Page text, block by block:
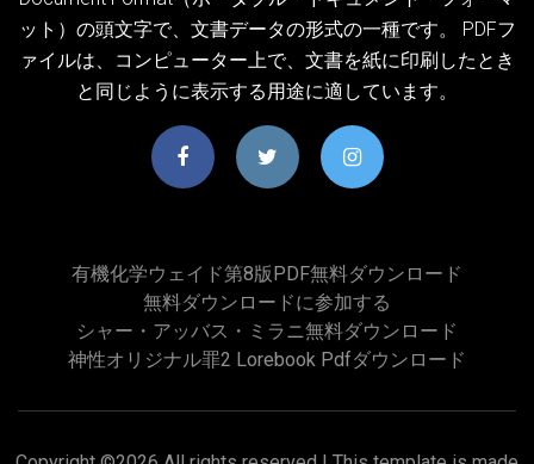
ット）の頭文字で、文書データの形式の一種です。 PDFフ
ァイルは、コンピューター上で、文書を紙に印刷したとき
と同じように表示する用途に適しています。
有機化学ウェイド第8版PDF無料ダウンロード
無料ダウンロードに参加する
シャー・アッバス・ミラニ無料ダウンロード
神性オリジナル罪2 Lorebook Pdfダウンロード